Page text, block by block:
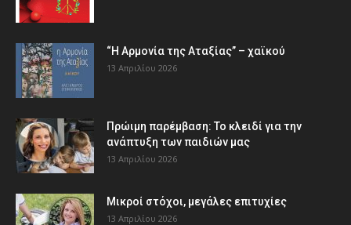
“Η Αρμονία της Αταξίας” – χαϊκού
13 Απριλίου 2026
Πρώιμη παρέμβαση: Το κλειδί για την
ανάπτυξη των παιδιών µας
13 Απριλίου 2026
Μικροί στόχοι, μεγάλες επιτυχίες
13 Απριλίου 2026